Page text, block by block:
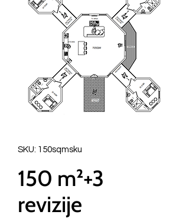
SKU: 150sqmsku
150 m²+3
revizije